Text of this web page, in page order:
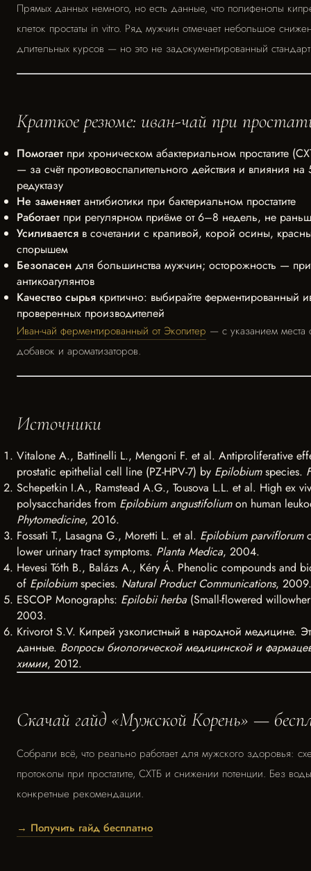
Прямых данных немного, но есть данные, что полифенолы
клеток простаты in vitro. Ряд мужчин отмечает небольшое
длительных курсов — но это не задокументированный
Краткое резюме: иван-чай при
Помогает при хроническом абактериальном простатите
— за счёт противовоспалительного действия и влияния на
редуктазу
Не заменяет антибиотики при бактериальном простатите
Работает при регулярном приёме от 6–8 недель, не
Усиливается в сочетании с крапивой, корой осины,
спорышем
Безопасен для большинства мужчин; осторожность —
антикоагулянтов
Качество сырья критично: выбирайте ферментированный
проверенных производителей
Иван-чай ферментированный от Экопитер — с указанием места
добавок и ароматизаторов.
Источники
Vitalone A., Battinelli L., Mengoni F. et al. Antiproliferative
prostatic epithelial cell line (PZ-HPV-7) by Epilobiumspecies.
Schepetkin I.A., Ramstead A.G., Tousova L.L. et al. High ex
polysaccharides from Epilobium angustifoliumon human
Phytomedicine, 2016.
Fossati T., Lasagna G., Moretti L. et al. Epilobium parviflorum
lower urinary tract symptoms. Planta Medica, 2004.
Hevesi Tóth B., Balázs A., Kéry Á. Phenolic compounds and
of Epilobiumspecies. Natural Product Communications, 2009.
ESCOP Monographs: Epilobii herba (Small-flowered
2003.
Krivorot S.V. Kипрей узколистный в народной медицине.
данные. Вопросы биологической медицинской и
химии, 2012.
Скачай гайд «Мужской Корень» —
Собрали всё, что реально работает для мужского здоровья:
протоколы при простатите, СХТБ и снижении потенции. Без
конкретные рекомендации.
→ Получить гайд бесплатно